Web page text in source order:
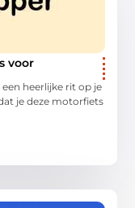
voor
heerlijke rit op je
je deze motorfiets